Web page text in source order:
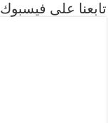
تابعنا على فيسبوك